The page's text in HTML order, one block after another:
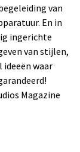
van
En in
ingerichte
van stijlen,
ideeën waar
Magazine